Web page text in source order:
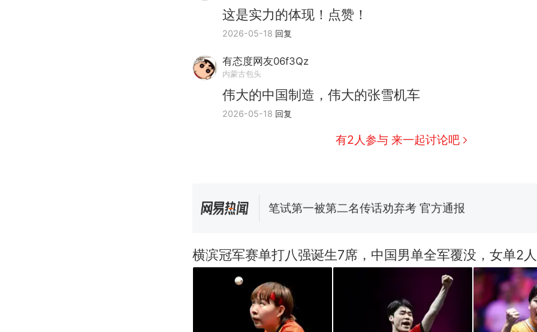
这是实力的体现！点赞！
2026-05-18 回复
有态度网友06f3Qz
内蒙古包头
伟大的中国制造，伟大的张雪机车
2026-05-18 回复
有2人参与 来一起讨论吧
新 费大厨“全国小炒肉大王”称号，仅凭视频评出？中
应
台风"白海豚"中心附近最大风力已达15级 最新研判
佛山一中学招聘物理教师，笔试前13名均遭淘汰？教
招聘，成立调查组全面核查
那个在床头放菜刀的女孩，因老师一句“跟我回家
横滨冠军赛单打八强诞生7席，中国男单全军覆没，女单2